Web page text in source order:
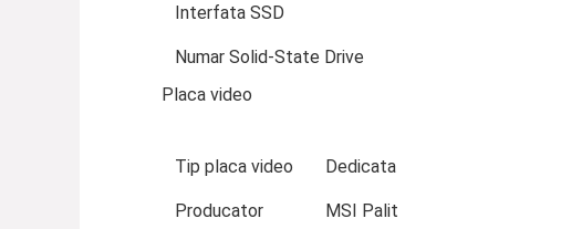
Interfata SSD
Numar Solid-State Drive
Placa video
Tip placa video Dedicata
Producator
MSI Palit